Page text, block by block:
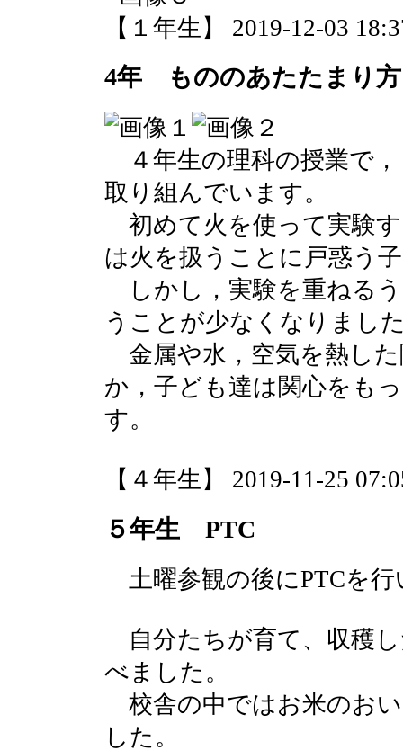
【１年生】 2019-12-03
4年 もののあたたまり方
４年生の理科の授業で
取り組んでいます。
初めて火を使って実験
は火を扱うことに戸惑う
しかし，実験を重ねる
うことが少なくなりまし
金属や水，空気を熱し
か，子ども達は関心をも
す。
【４年生】 2019-11-25
５年生 PTC
土曜参観の後にPTCを行
自分たちが育て、収穫
べました。
校舎の中ではお米のお
した。